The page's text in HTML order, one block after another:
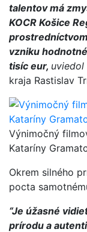
talentov má
KOCR Košice
vzniku
tisíc eur, uviedol
kraja Rastislav
Výnimočný
Kataríny
Okrem silného
pocta
“Je úžasné
prírodu a